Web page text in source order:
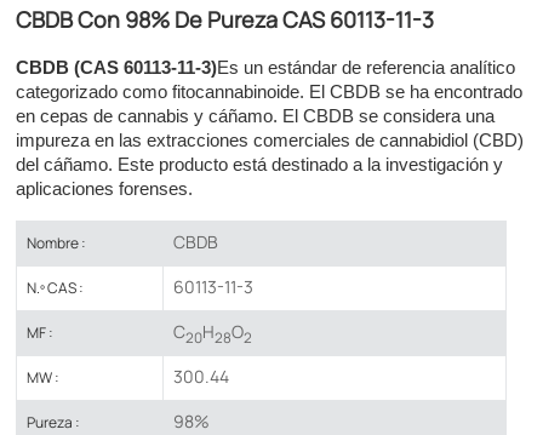
CBDB Con 98% De Pureza CAS 60113-11-3
CBDB (CAS 60113-11-3)Es un estándar de referencia analítico
categorizado como fitocannabinoide. El CBDB se ha encontrado
en cepas de cannabis y cáñamo. El CBDB se considera una
impureza en las extracciones comerciales de cannabidiol (CBD)
del cáñamo. Este producto está destinado a la investigación y
aplicaciones forenses.
Nombre : CBDB
N.º CAS : 60113-11-3
MF : C20H28O2
MW : 300.44
Pureza : 98%